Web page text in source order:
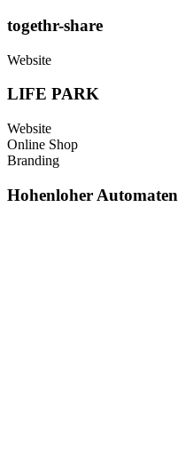
togethr-share
Website
LIFE PARK
Website
Online Shop
Branding
Hohenloher Automaten